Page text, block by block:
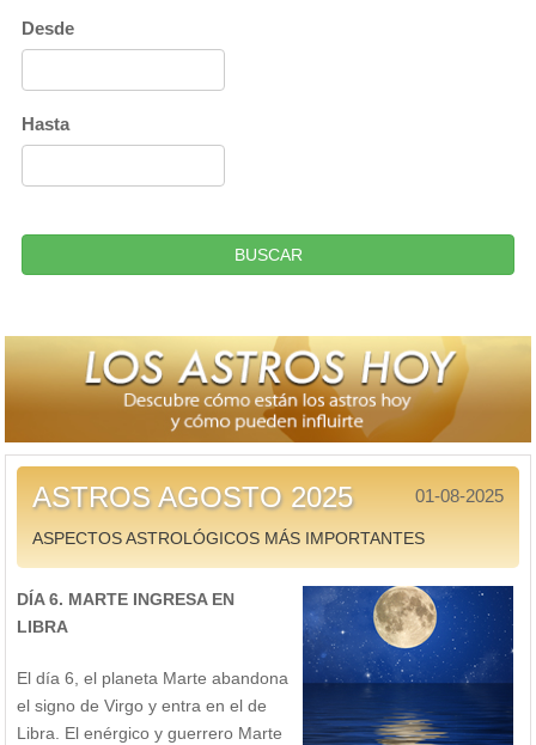
Desde
Hasta
BUSCAR
01-08-2025
ASTROS AGOSTO 2025
ASPECTOS ASTROLÓGICOS MÁS IMPORTANTES
DÍA 6. MARTE INGRESA EN
LIBRA
El día 6, el planeta Marte abandona
el signo de Virgo y entra en el de
Libra. El enérgico y guerrero Marte